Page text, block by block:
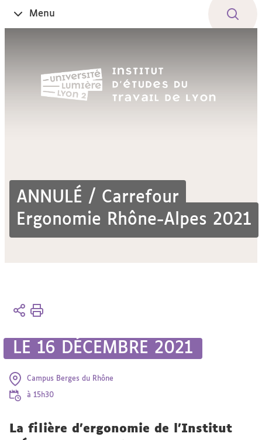
Ouvrir
le
Menu
ANNULÉ / Carrefour
Ergonomie Rhône-Alpes 2021
Vous
Accueil
Actualités
LE 16 DÉCEMBRE 2021
Campus Berges du Rhône
à 15h30
La filière d’ergonomie de l’Institut